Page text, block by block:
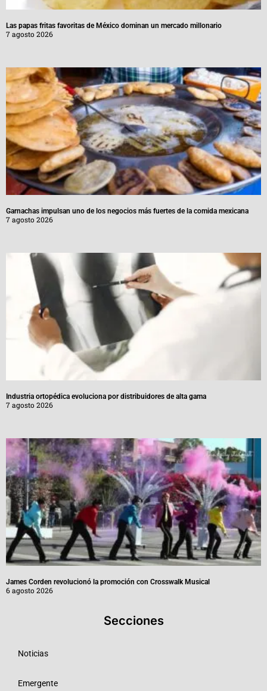
Las papas fritas favoritas de México dominan un mercado millonario
7 agosto 2026
Garnachas impulsan uno de los negocios más fuertes de la comida mexicana
7 agosto 2026
Industria ortopédica evoluciona por distribuidores de alta gama
7 agosto 2026
James Corden revolucionó la promoción con Crosswalk Musical
6 agosto 2026
Secciones
Noticias
Emergente